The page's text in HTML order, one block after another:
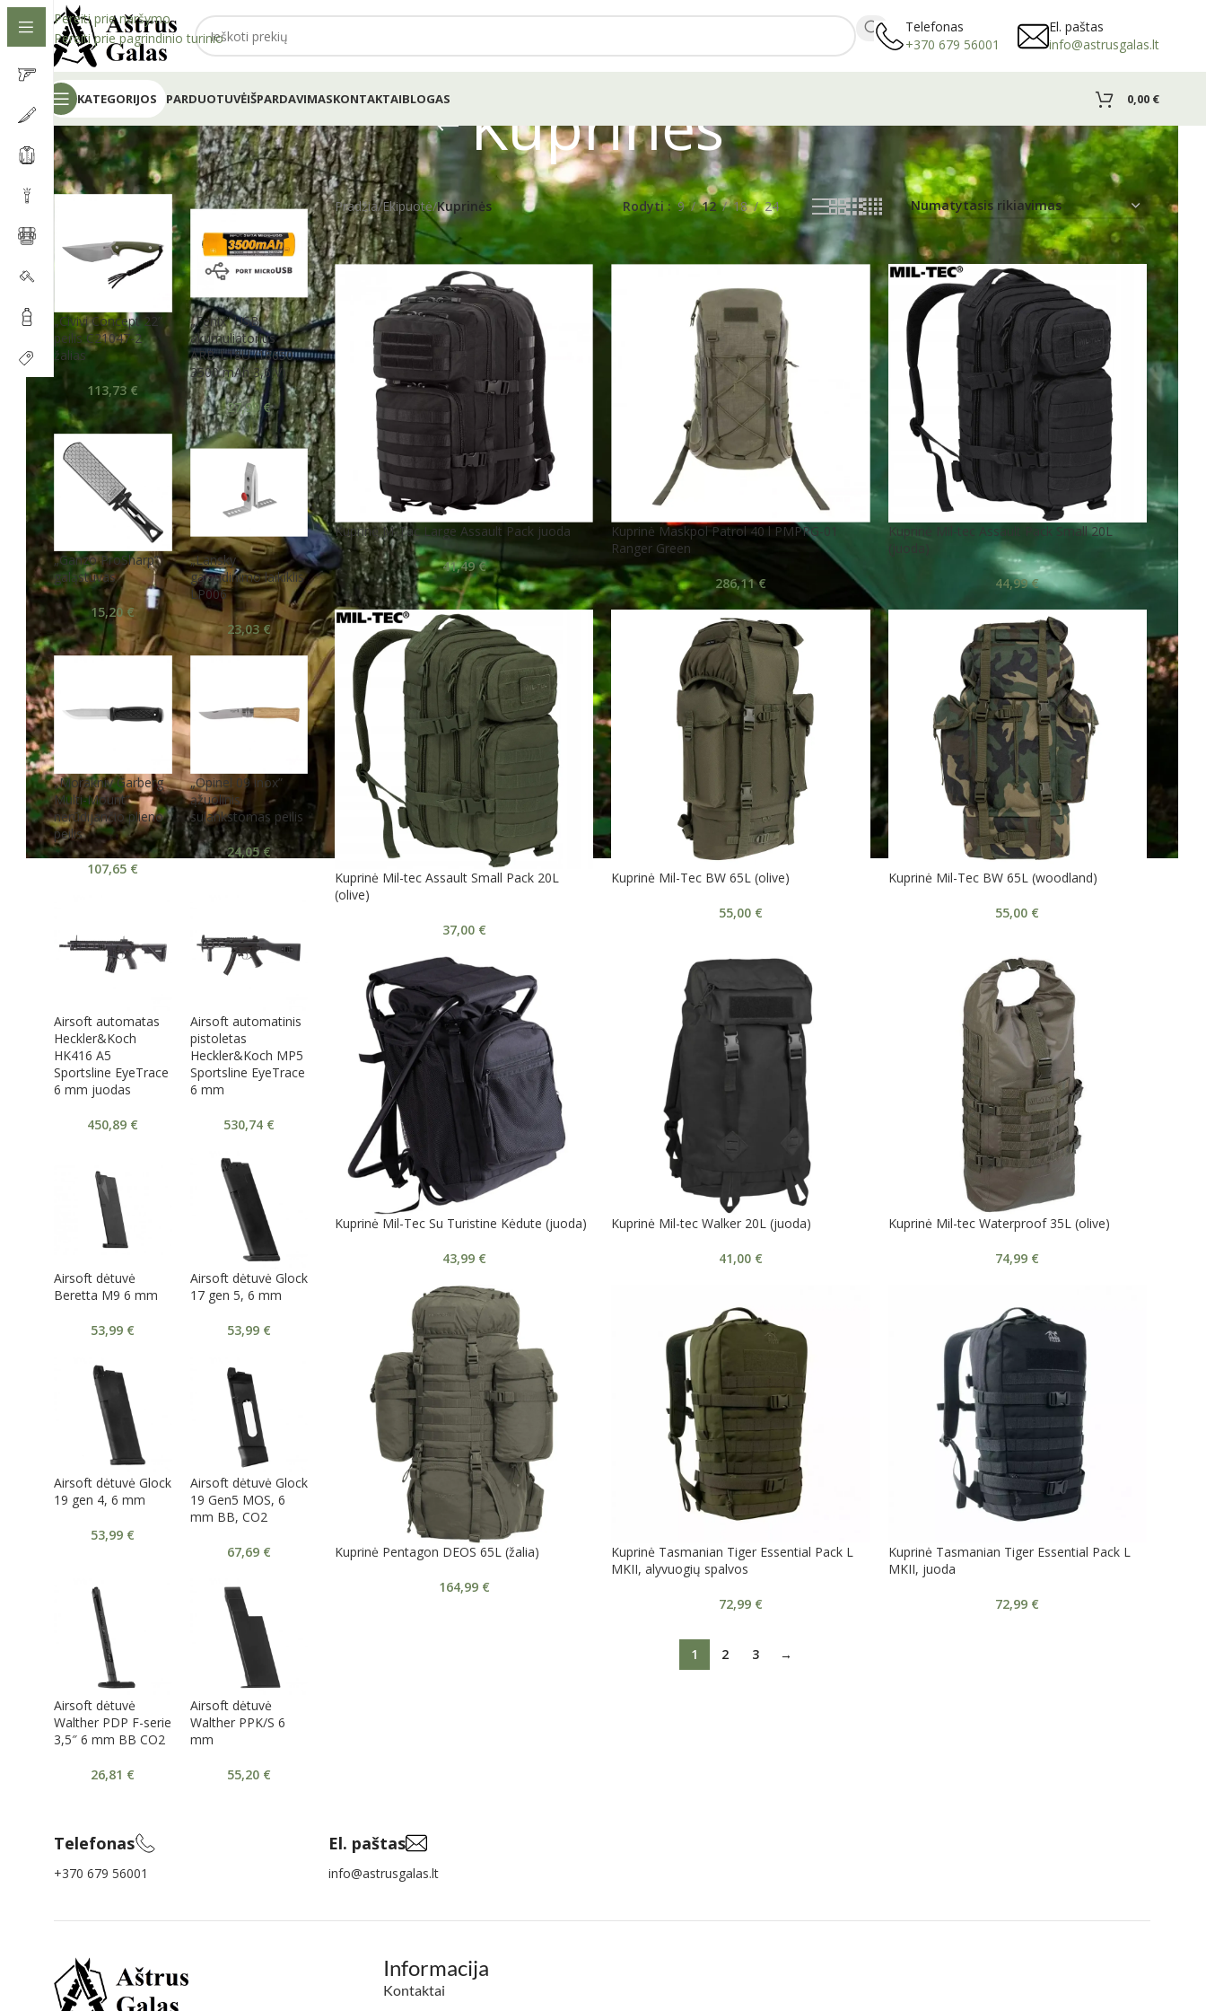
Pereiti prie naršymo
Pereiti prie pagrindinio turinio
Telefonas
+370 679 56001
El. paštas
info@astrusgalas.lt
KATEGORIJOS PARDUOTUVĖIŠPARDAVIMASKONTAKTAIBLOGAS 0,00 €
Kuprinės
„Civivi Concept 22”
peilis C21047-2
žalias
113,73 €
„Fenix” USB
akumuliatorius
ARB-L18U (18650
3500 mAh 3,6 V)
27,99€
„Ganzo ProSharp”
galąstuvas
15,20€
„Lansky
galąndinimo laikiklis
LP006
23,03 €
„Morakniv Garberg
Multi-Mount”
nerūdijančio plieno
peilis
107,65 €
„Opinel 09 inox”
ąžuolinis
sulankstomas peilis
24,05€
Airsoft automatas
Heckler&Koch
HK416 A5
Sportsline EyeTrace
6 mm juodas
450,89 €
Airsoft automatinis
pistoletas
Heckler&Koch MP5
Sportsline EyeTrace
6 mm
530,74 €
Airsoft dėtuvė
Beretta M9 6 mm
53,99 €
Airsoft dėtuvė Glock
17 gen 5, 6 mm
53,99 €
Airsoft dėtuvė Glock
19 gen 4, 6 mm
53,99 €
Airsoft dėtuvė Glock
19 Gen5 MOS, 6
mm BB, CO2
67,69 €
Airsoft dėtuvė
Walther PDP F-serie
3,5″ 6 mm BB CO2
26,81 €
Airsoft dėtuvė
Walther PPK/S 6
mm
55,20 €
Pradžia/Ekipuotė/Kuprinės Rodyti 9 12 18 24
Kuprinė M-Tac Large Assault Pack juoda
41,49€
Kuprinė Maskpol Patrol 40 l PMPRG-01
Ranger Green
286,11€
Kuprinė Mil-tec Assault Pack Small 20L
44,99€
Kuprinė Mil-tec Assault Small Pack 20L
(olive)
37,00 €
Kuprinė Mil-Tec BW 65L (olive)
55,00 €
Kuprinė Mil-Tec BW 65L (woodland)
55,00 €
Kuprinė Mil-Tec Su Turistine Kėdute (juoda)
43,99 €
Kuprinė Mil-tec Walker 20L (juoda)
41,00 €
Kuprinė Mil-tec Waterproof 35L (olive)
74,99 €
Kuprinė Pentagon DEOS 65L (žalia)
164,99 €
Kuprinė Tasmanian Tiger Essential Pack L
MKII, alyvuogių spalvos
72,99 €
Kuprinė Tasmanian Tiger Essential Pack L
MKII, juoda
72,99 €
1 2 3 →
Telefonas
+370 679 56001
El. paštas
info@astrusgalas.lt
Informacija
Kontaktai